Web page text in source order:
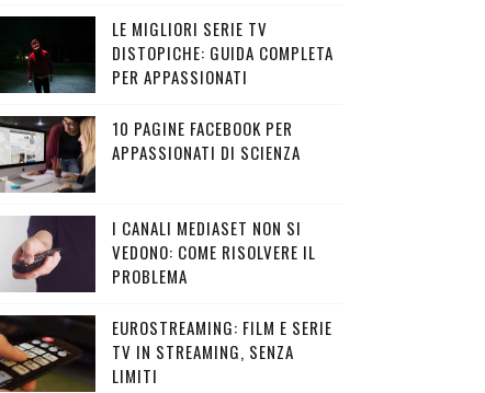
LE MIGLIORI SERIE TV
DISTOPICHE: GUIDA COMPLETA
PER APPASSIONATI
10 PAGINE FACEBOOK PER
APPASSIONATI DI SCIENZA
I CANALI MEDIASET NON SI
VEDONO: COME RISOLVERE IL
PROBLEMA
EUROSTREAMING: FILM E SERIE
TV IN STREAMING, SENZA
LIMITI